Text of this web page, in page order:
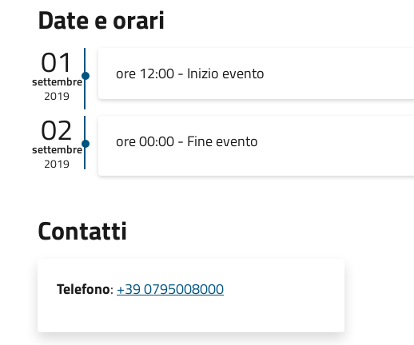
Date e orari
01
settembre
2019
ore 12:00 - Inizio evento
02
settembre
2019
ore 00:00 - Fine evento
Contatti
Telefono: +39 0795008000